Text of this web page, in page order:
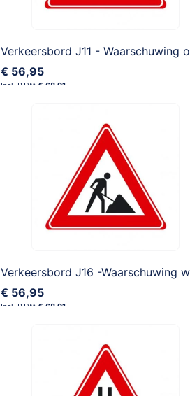
€ 56,95
€ 68,91
€ 56,95
€ 68,91